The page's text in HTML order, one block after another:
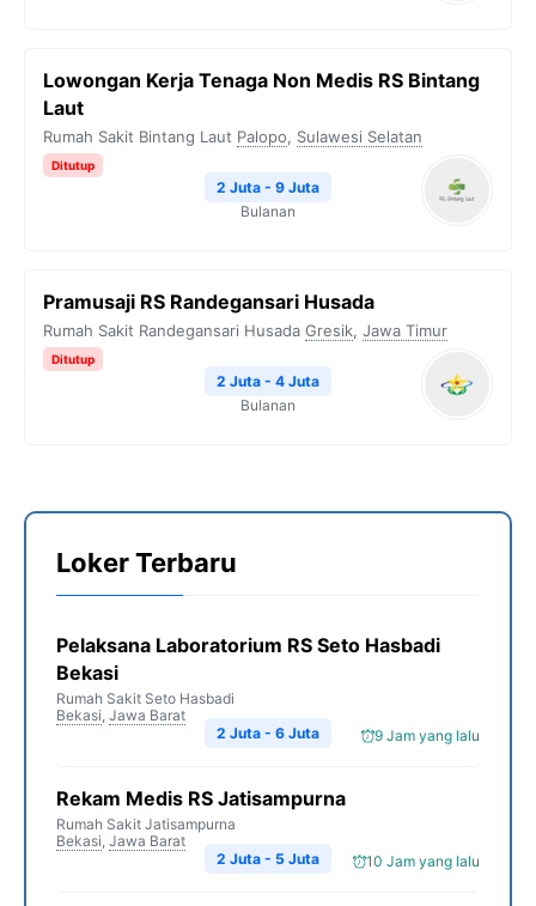
Lowongan Kerja Tenaga Non Medis RS Bintang
Laut
Rumah Sakit Bintang Laut Palopo, Sulawesi Selatan
Ditutup
2 Juta - 9 Juta
Bulanan
Pramusaji RS Randegansari Husada
Rumah Sakit Randegansari Husada Gresik, Jawa Timur
Ditutup
2 Juta - 4 Juta
Bulanan
Loker Terbaru
Pelaksana Laboratorium RS Seto Hasbadi
Bekasi
Rumah Sakit Seto Hasbadi
Bekasi, Jawa Barat
9 Jam yang lalu
2 Juta - 6 Juta
Rekam Medis RS Jatisampurna
Rumah Sakit Jatisampurna
Bekasi, Jawa Barat
10 Jam yang lalu
2 Juta - 5 Juta